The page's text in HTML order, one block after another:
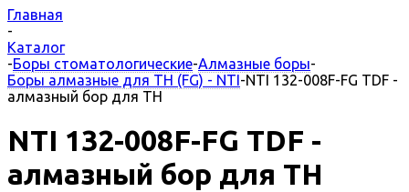
Главная
-
Каталог
-Боры стоматологические-Алмазные боры-
Боры алмазные для ТН (FG) - NTI-NTI 132-008F-FG TDF -
алмазный бор для ТН
NTI 132-008F-FG TDF -
алмазный бор для ТН